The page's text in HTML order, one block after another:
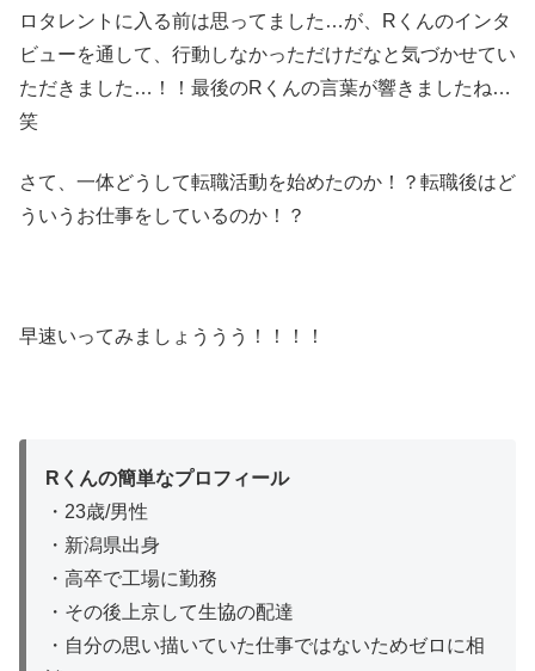
ロタレントに入る前は思ってました…が、Rくんのインタ
ビューを通して、行動しなかっただけだなと気づかせてい
ただきました…！！最後のRくんの言葉が響きましたね…
笑
さて、一体どうして転職活動を始めたのか！？転職後はど
ういうお仕事をしているのか！？
早速いってみましょううう！！！！
Rくんの簡単なプロフィール
・23歳/男性
・新潟県出身
・高卒で工場に勤務
・その後上京して生協の配達
・自分の思い描いていた仕事ではないためゼロに相